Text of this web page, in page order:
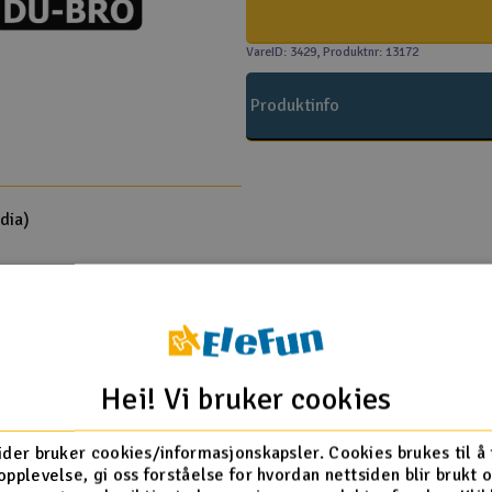
VareID: 3429, Produktnr: 13172
Produktinfo
Flere så også på
Hei! Vi bruker cookies
bruker cookies/informasjonskapsler. Cookies brukes til å
gi oss forståelse for hvordan nettsiden blir brukt